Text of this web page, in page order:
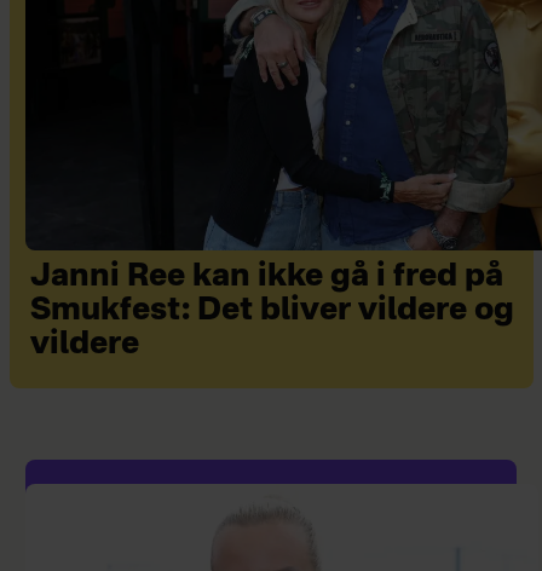
Janni Ree kan ikke gå i fred på
Smukfest: Det bliver vildere og
vildere